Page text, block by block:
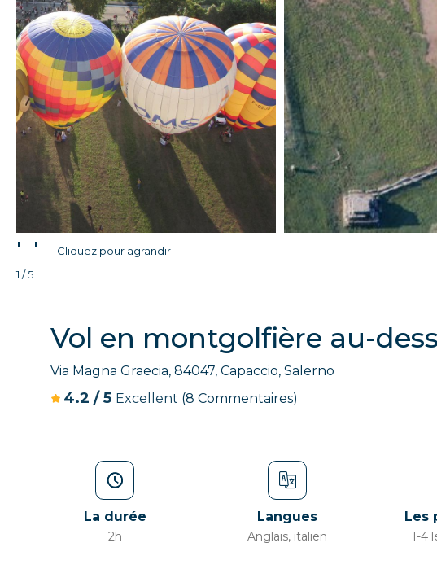
' '
Cliquez pour agrandir
1 / 5
Vol en montgolfière au-
Via Magna Graecia, 84047, Capaccio, Salerno
4.2 /5 Excellent (8 Commentaires)
La durée
2h
Langues
Anglais, italien
Les
1-4